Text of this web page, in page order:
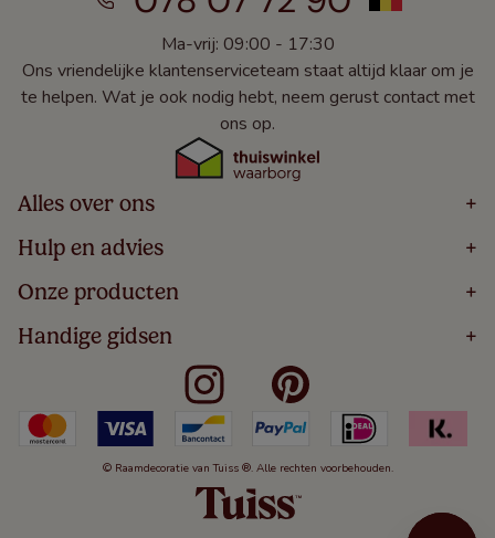
Ma-vrij: 09:00 - 17:30
Ons vriendelijke klantenserviceteam staat altijd klaar om je
te helpen. Wat je ook nodig hebt, neem gerust contact met
ons op.
Alles over ons +
Home
Over
Bestellen
Winacties
Veelgestelde Vragen
Hulp en advies +
Volg Je Bestelling
Levering
5 Jaar Garantie
Algemene Voorwaarden
Kindveiligheid
Cookies
Herroepingsrecht
Onze producten +
Houten Jaloezieën
Rolgordijnen
Verticale Jaloezieën
Duo Rolgordijnen
Duo Plisségordijnen
Handige gidsen +
Meten Voor Raamdecoratie
Badkamer Raamdecoratie
Slaapkamer Raamdecoratie
Keuken Raamdecoratie
De Jaloezieën Gids
Jaloezieënwoordenboek
© Raamdecoratie van Tuiss ®. Alle rechten voorbehouden.